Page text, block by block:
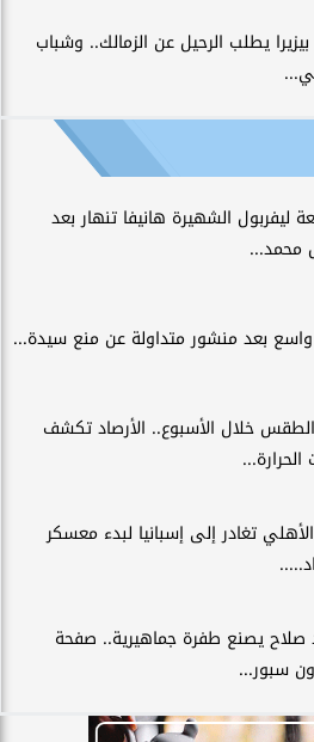
يطلب الرحيل عن الزمالك.. وشباب
ليفربول الشهيرة هانيفا تنهار بعد
محمد...
بعد منشور متداولة عن منع سيدة...
خلال الأسبوع.. الأرصاد تكشف
تغادر إلى إسبانيا لبدء معسكر
يصنع طفرة جماهيرية.. صفحة
سبور...